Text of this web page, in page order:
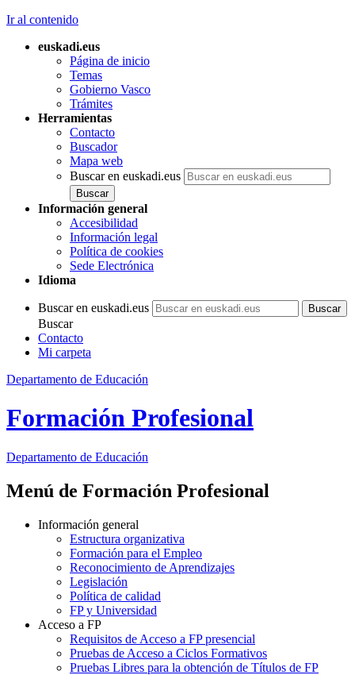
Ir al contenido
euskadi.eus
Página de inicio
Temas
Gobierno Vasco
Trámites
Herramientas
Contacto
Buscador
Mapa web
Buscar en euskadi.eus
Información general
Accesibilidad
Información legal
Política de cookies
Sede Electrónica
Idioma
Buscar en euskadi.eus
Buscar
Contacto
Mi carpeta
Departamento de Educación
Formación Profesional
Departamento de Educación
Menú de Formación Profesional
Información general
Estructura organizativa
Formación para el Empleo
Reconocimiento de Aprendizajes
Legislación
Política de calidad
FP y Universidad
Acceso a FP
Requisitos de Acceso a FP presencial
Pruebas de Acceso a Ciclos Formativos
Pruebas Libres para la obtención de Títulos de FP